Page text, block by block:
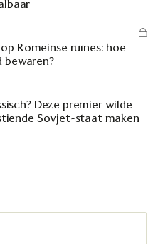
Romeinse ruïnes: hoe
bewaren?
Deze premier wilde
Sovjet-staat maken